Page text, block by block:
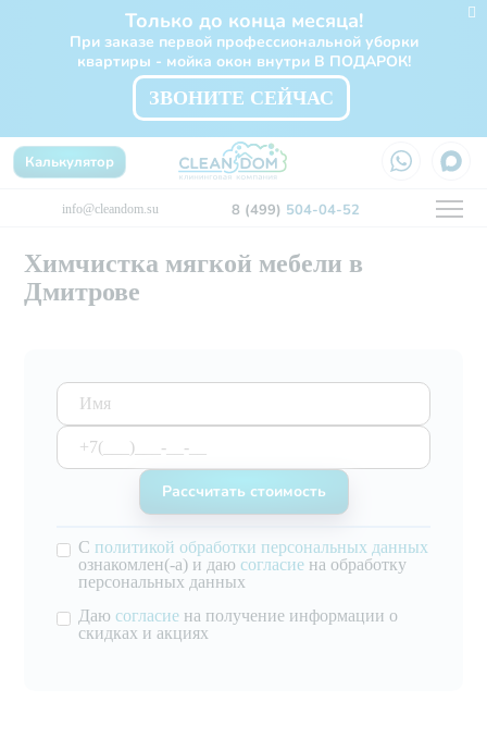
Только до конца месяца!
При заказе первой профессиональной уборки
квартиры - мойка окон внутри В ПОДАРОК!
ЗВОНИТЕ СЕЙЧАС
info@cleandom.su 8 (499) 504-04-52
Калькулятор
Химчистка мягкой мебели в
Дмитрове
С политикой обработки персональных данных
ознакомлен(-а) и даю согласие на обработку
персональных данных
Даю согласие на получение информации о
скидках и акциях